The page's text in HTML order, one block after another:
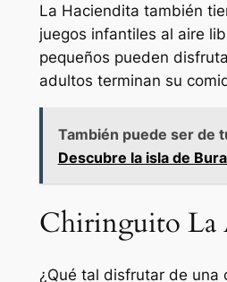
La Haciendita también
juegos infantiles al aire
pequeños pueden
adultos terminan su
También puede ser de
Descubre la isla de
Chiringuito La
¿Qué tal disfrutar de una